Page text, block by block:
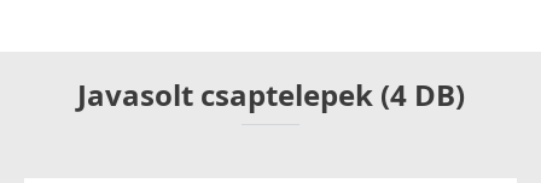
Javasolt csaptelepek (4 DB)